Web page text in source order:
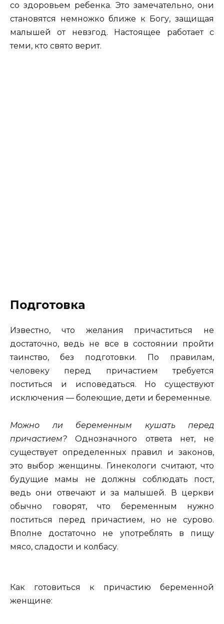
со здоровьем ребенка. Это замечательно, они
становятся немножко ближе к Богу, защищая
малышей от невзгод. Настоящее работает с
теми, кто свято верит.
Подготовка
Известно, что желания причаститься не
достаточно, ведь не все в состоянии пройти
таинство, без подготовки. По правилам,
человеку перед причастием требуется
поститься и исповедаться. Но существуют
исключения — болеющие, дети и беременные.
Можно ли беременным кушать перед
причастием? Однозначного ответа нет, не
существует определенных правил и законов,
это выбор женщины. Гинекологи считают, что
будущие мамы не должны соблюдать пост,
ведь они отвечают и за малышей. В церкви
обычно говорят, что беременным нужно
поститься перед причастием, но не сурово.
Вполне достаточно не употреблять в пищу
мясо, сладости и колбасу.
Как готовиться к причастию беременной
женщине: